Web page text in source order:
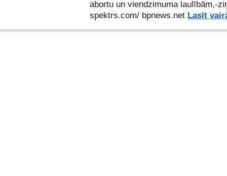
abortu un viendzimuma laulībām,-
spektrs.com/ bpnews.net Lasīt